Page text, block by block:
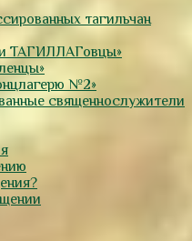
тагильчан
ТАГИЛЛАГовцы»
№2»
священнослужители